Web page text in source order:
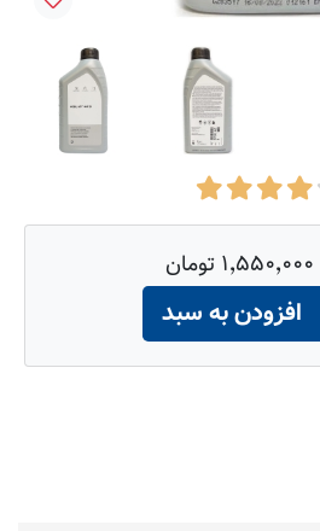
۱٬۵۵۰٬۰۰۰ تومان
افزودن به سبد